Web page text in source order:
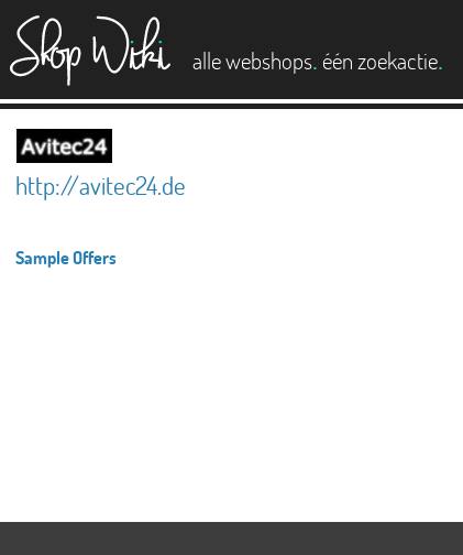
alle webshops. één zoekactie.
http://avitec24.de
Sample Offers